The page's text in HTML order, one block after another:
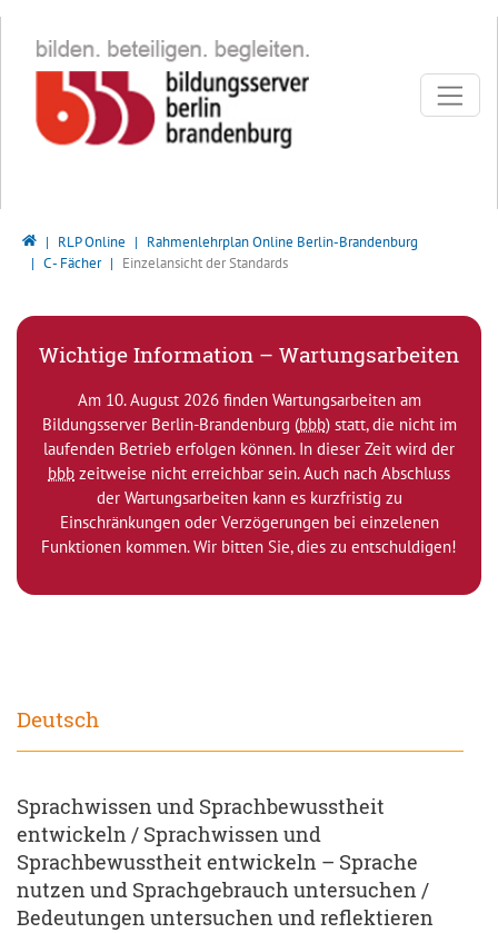
Bildungsserver Berlin - Brandenburg
RLP Online
Rahmenlehrplan Online Berlin-Brandenburg
C - Fächer
Einzelansicht der Standards
Wichtige Information – Wartungsarbeiten
Am 10. August 2026 finden Wartungsarbeiten am
Bildungsserver Berlin-Brandenburg (bbb) statt, die nicht im
laufenden Betrieb erfolgen können. In dieser Zeit wird der
bbb zeitweise nicht erreichbar sein. Auch nach Abschluss
der Wartungsarbeiten kann es kurzfristig zu
Einschränkungen oder Verzögerungen bei einzelenen
Funktionen kommen. Wir bitten Sie, dies zu entschuldigen!
Deutsch
Sprachwissen und Sprachbewusstheit
entwickeln / Sprachwissen und
Sprachbewusstheit entwickeln – Sprache
nutzen und Sprachgebrauch untersuchen /
Bedeutungen untersuchen und reflektieren